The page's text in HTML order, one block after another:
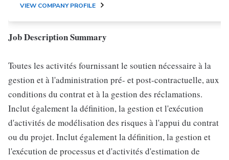
VIEW COMPANY PROFILE
Job Description Summary
Toutes les activités fournissant le soutien nécessaire à la
gestion et à l'administration pré- et post-contractuelle, aux
conditions du contrat et à la gestion des réclamations.
Inclut également la définition, la gestion et l'exécution
d'activités de modélisation des risques à l'appui du contrat
ou du projet. Inclut également la définition, la gestion et
l'exécution de processus et d'activités d'estimation de